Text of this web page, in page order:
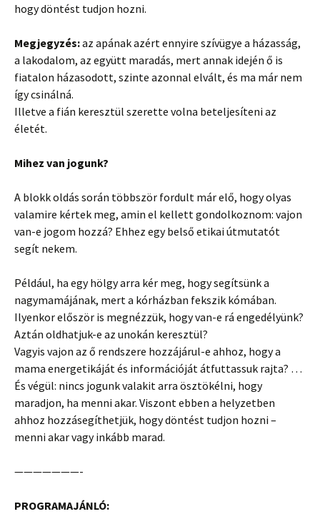
hogy döntést tudjon hozni.
Megjegyzés:az apának azért ennyire szívügye a házasság,
a lakodalom, az együtt maradás, mert annak idején ő is
fiatalon házasodott, szinte azonnal elvált, és ma már nem
így csinálná.
Illetve a fián keresztül szerette volna beteljesíteni az
életét.
Mihez van jogunk?
A blokk oldás során többször fordult már elő, hogy olyas
valamire kértek meg, amin el kellett gondolkoznom: vajon
van-e jogom hozzá? Ehhez egy belső etikai útmutatót
segít nekem.
Például, ha egy hölgy arra kér meg, hogy segítsünk a
nagymamájának, mert a kórházban fekszik kómában.
Ilyenkor először is megnézzük, hogy van-e rá engedélyünk?
Aztán oldhatjuk-e az unokán keresztül?
Vagyis vajon az ő rendszere hozzájárul-e ahhoz, hogy a
mama energetikáját és információját átfuttassuk rajta? …
És végül: nincs jogunk valakit arra ösztökélni, hogy
maradjon, ha menni akar. Viszont ebben a helyzetben
ahhoz hozzásegíthetjük, hogy döntést tudjon hozni –
menni akar vagy inkább marad.
———————-
PROGRAMAJÁNLÓ: